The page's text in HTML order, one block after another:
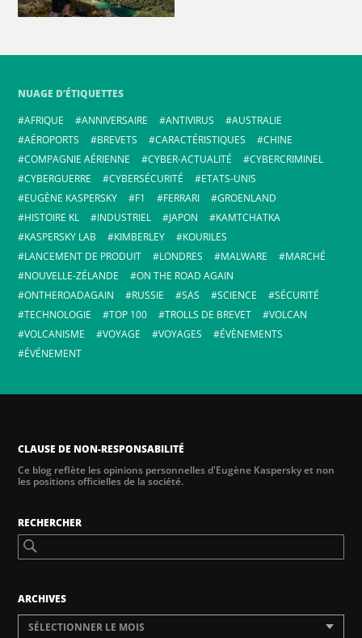
NUAGE D’ÉTIQUETTES
AFRIQUE
ANNIVERSAIRE ANTIVIRUS
AUSTRALIE
AÉROPORTS
BREVETS CARACTÉRISTIQUES
CHINE
COMPAGNIE AÉRIENNE
CYBER-ACTUALITÉ
CYBERCRIMINEL
CYBERGUERRE
CYBERSÉCURITÉ
ETATS-UNIS
EUGÈNE KASPERSKY
F1 FERRARI
GROENLAND
HISTOIRE KL
INDUSTRIEL JAPON
KAMTCHATKA
KASPERSKY LAB
KIMBERLEY
KOURILES
LANCEMENT DE PRODUIT
LONDRES MALWARE
MARCHÉ
NOUVELLE-ZÉLANDE
ON THE ROAD AGAIN
ONTHEROADAGAIN
RUSSIE SAS SCIENCE
SÉCURITÉ
TECHNOLOGIE
TOP 100 TROLLS DE BREVET
VOLCAN
VOLCANISME
VOYAGE VOYAGES
ÉVÈNEMENTS
ÉVÉNEMENT
CLAUSE DE NON-RESPONSABILITÉ
Ce blog reflète les opinions personnelles d'Eugène Kaspersky et non
les positions officielles de la société.
RECHERCHER
ARCHIVES
SÉLECTIONNER LE MOIS